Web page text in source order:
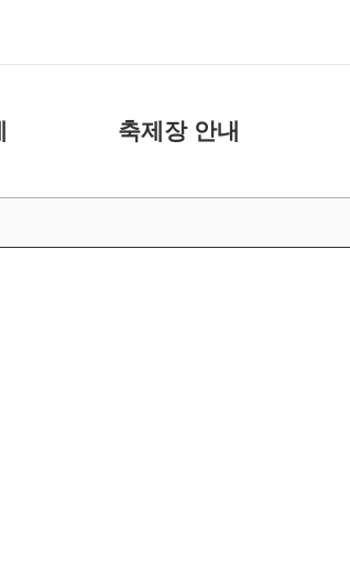
축제장 안내
화장실 안내
주차장 안내